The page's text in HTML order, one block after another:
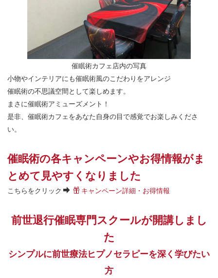
催眠術カフェ店内の写真
小物やインテリアにも催眠術風のこだわりをアレンジ
催眠術の不思議空間として楽しめます。
まさに催眠術アミューズメント！
是非、催眠術カフェをあなた自身の目で感覚でお楽しみくださ
い。
催眠術の各キャンペーンやお得情報がま
とめて見やすくなりました
こちらをクリック キャンペーン詳細・お得情報
前世退行催眠専門スクールが開講しまし
た
シンプルに前世療法ヒプノセラピーを深く学びたい
方